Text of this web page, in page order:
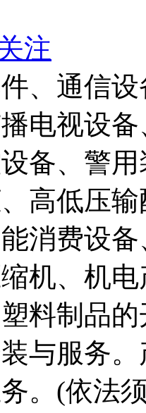
注
、通信
电视设
备、警
高低压
消费设
机、机
料制品
与服务
。(依法